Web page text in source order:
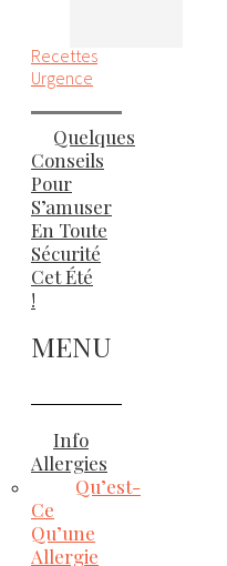
Recettes
Urgence
Quelques
Conseils
Pour
S’amuser
En Toute
Sécurité
Cet Été
!
MENU
Info
Allergies
Qu’est-
Ce
Qu’une
Allergie